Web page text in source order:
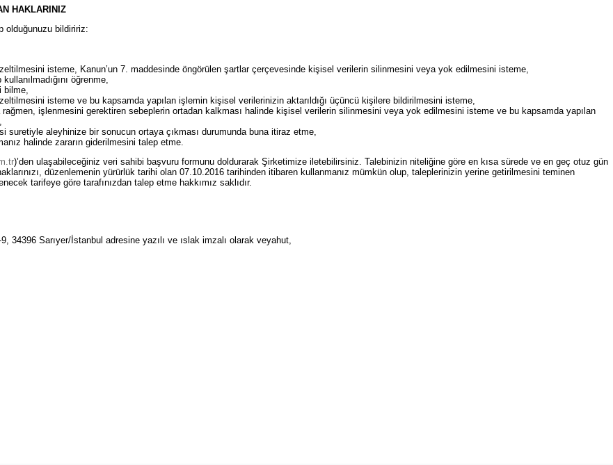
HAKLARINIZ
olduğunuzu bildiririz:
isteme, Kanun’un 7. maddesinde öngörülen şartlar çerçevesinde kişisel verilerin silinmesini veya yok edilmesini isteme,
öğrenme,
bilme,
isteme ve bu kapsamda yapılan işlemin kişisel verilerinizin aktarıldığı üçüncü kişilere bildirilmesini isteme,
işlenmesini gerektiren sebeplerin ortadan kalkması halinde kişisel verilerin silinmesini veya yok edilmesini isteme ve bu kapsamda yapılan
suretiyle aleyhinize bir sonucun ortaya çıkması durumunda buna itiraz etme,
halinde zararın giderilmesini talep etme.
)’den ulaşabileceğiniz veri sahibi başvuru formunu doldurarak Şirketimize iletebilirsiniz. Talebinizin niteliğine göre en kısa sürede ve en geç otuz gün
düzenlemenin yürürlük tarihi olan 07.10.2016 tarihinden itibaren kullanmanız mümkün olup, taleplerinizin yerine getirilmesini teminen
tarifeye göre tarafınızdan talep etme hakkımız saklıdır.
Sarıyer/İstanbul adresine yazılı ve ıslak imzalı olarak veyahut,